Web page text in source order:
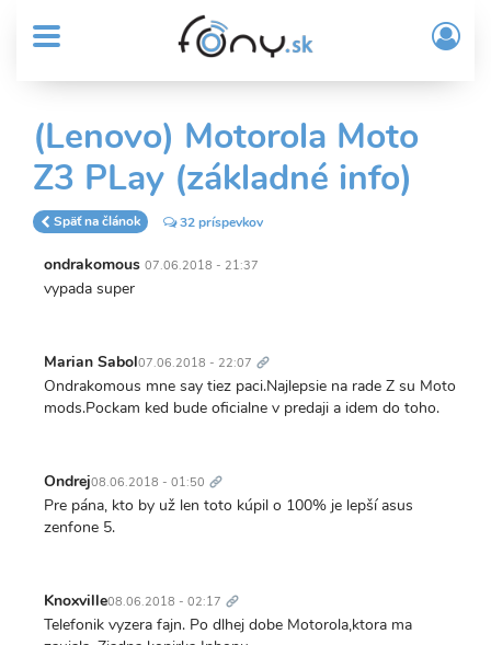
obsah
MENU
Sub
Header
menu
User
account
menu
/
(Lenovo) Motorola Moto
Z3 PLay (základné info)
Späť na článok 32 príspevkov
ondrakomous 07.06.2018 - 21:37
vypada super
Marian Sabol07.06.2018 - 22:07 odkaz
Ondrakomous mne say tiez paci.Najlepsie na rade Z su Moto
mods.Pockam ked bude oficialne v predaji a idem do toho.
Ondrej08.06.2018 - 01:50 odkaz
Pre pána, kto by už len toto kúpil o 100% je lepší asus
zenfone 5.
Knoxville08.06.2018 - 02:17 odkaz
Telefonik vyzera fajn. Po dlhej dobe Motorola,ktora ma